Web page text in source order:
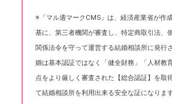
※「マル適マークCMS」は、経済産業省が作
基に、第三者機関が審査し、特定商取引法、
関係法令を守って運営する結婚相談所に発行
婚は基本認証ではなく「健全財務」「人材教
点をより厳しく審査された【総合認証】を取
て結婚相談所を利用出来る安全な証になります